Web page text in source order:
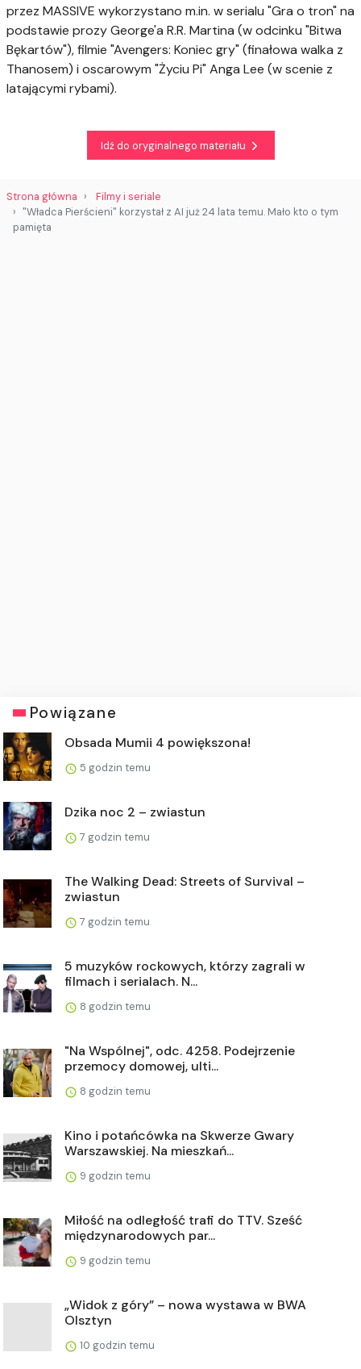
przez MASSIVE wykorzystano m.in. w serialu "Gra o tron" na
podstawie prozy George'a R.R. Martina (w odcinku "Bitwa
Bękartów"), filmie "Avengers: Koniec gry" (finałowa walka z
Thanosem) i oscarowym "Życiu Pi" Anga Lee (w scenie z
latającymi rybami).
Idź do oryginalnego materiału
Strona główna
Filmy i seriale
"Władca Pierścieni" korzystał z AI już 24 lata temu. Mało kto o tym
pamięta
Powiązane
Obsada Mumii 4 powiększona!
5 godzin temu
Dzika noc 2 – zwiastun
7 godzin temu
The Walking Dead: Streets of Survival –
zwiastun
7 godzin temu
5 muzyków rockowych, którzy zagrali w
filmach i serialach. N...
8 godzin temu
"Na Wspólnej", odc. 4258. Podejrzenie
przemocy domowej, ulti...
8 godzin temu
Kino i potańcówka na Skwerze Gwary
Warszawskiej. Na mieszkań...
9 godzin temu
Miłość na odległość trafi do TTV. Sześć
międzynarodowych par...
9 godzin temu
„Widok z góry” – nowa wystawa w BWA
Olsztyn
10 godzin temu